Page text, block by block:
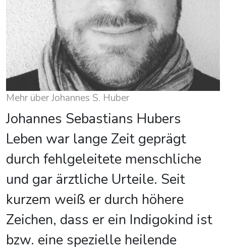
Mehr über Johannes S. Huber
Johannes Sebastians Hubers
Leben war lange Zeit geprägt
durch fehlgeleitete menschliche
und gar ärztliche Urteile. Seit
kurzem weiß er durch höhere
Zeichen, dass er ein Indigokind ist
bzw. eine spezielle heilende